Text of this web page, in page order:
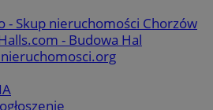
- Skup nieruchomości Chorzów
- Budowa Hal
nieruchomosci.org